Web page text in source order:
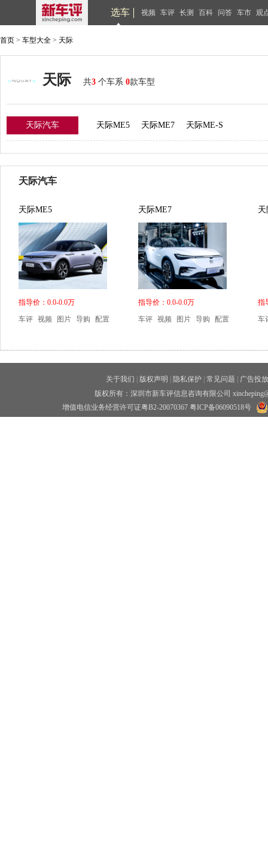
选车 视频 车评 长测 百科 问答 车市 观
首页 > 车型大全 > 天际
天际 共3 个车系 0款车型
天际汽车 天际ME5 天际ME7 天际ME-S
天际汽车
天际ME5
指导价：0.0-0.0万
车评 视频 图片 导购 配置
天际ME7
指导价：0.0-0.0万
车评 视频 图片 导购 配置
天
指
车
关于我们 版权声明 隐私保护 常见问题
广告投放
版权所有：深圳市新车评信息咨询有限公司
增值电信业务经营许可证粤B2-20070367 粤ICP备06090518号